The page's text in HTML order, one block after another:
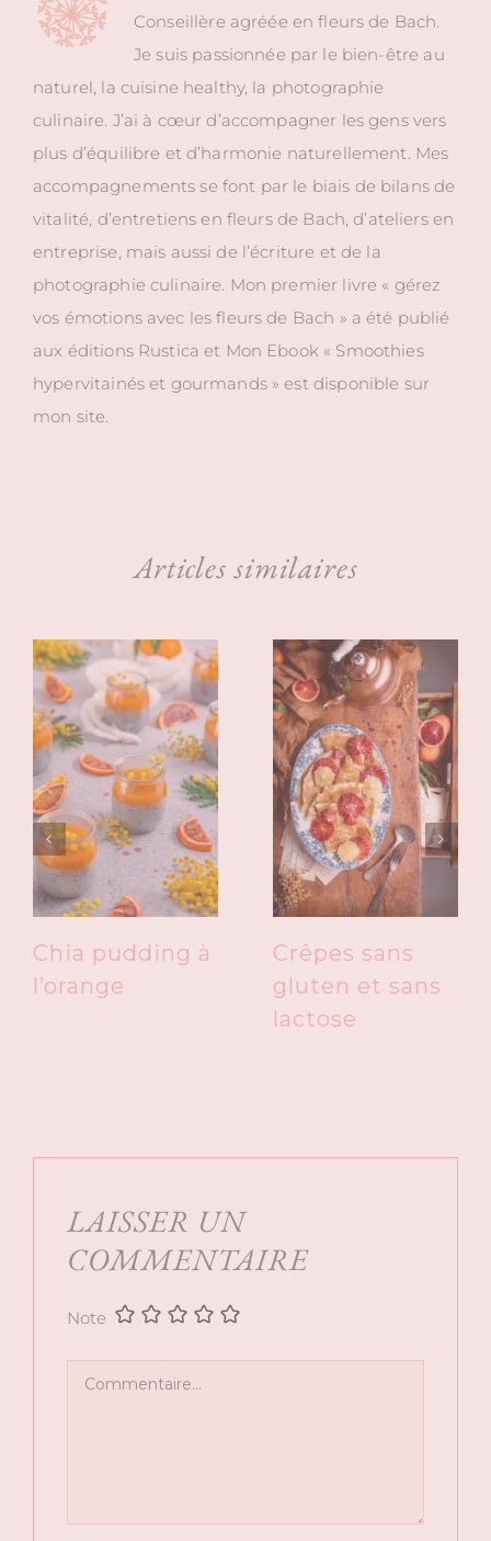
Conseillère agréée en fleurs de Bach.
Je suis passionnée par le bien-être au
naturel, la cuisine healthy, la photographie
culinaire. J’ai à cœur d’accompagner les gens vers
plus d’équilibre et d’harmonie naturellement. Mes
accompagnements se font par le biais de bilans de
vitalité, d’entretiens en fleurs de Bach, d’ateliers en
entreprise, mais aussi de l’écriture et de la
photographie culinaire. Mon premier livre « gérez
vos émotions avec les fleurs de Bach » a été publié
aux éditions Rustica et Mon Ebook « Smoothies
hypervitainés et gourmands » est disponible sur
mon site.
Articles similaires
Chia pudding à
l’orange
Crêpes sans
gluten et sans
lactose
LAISSER UN
COMMENTAIRE
Note
Commentaire